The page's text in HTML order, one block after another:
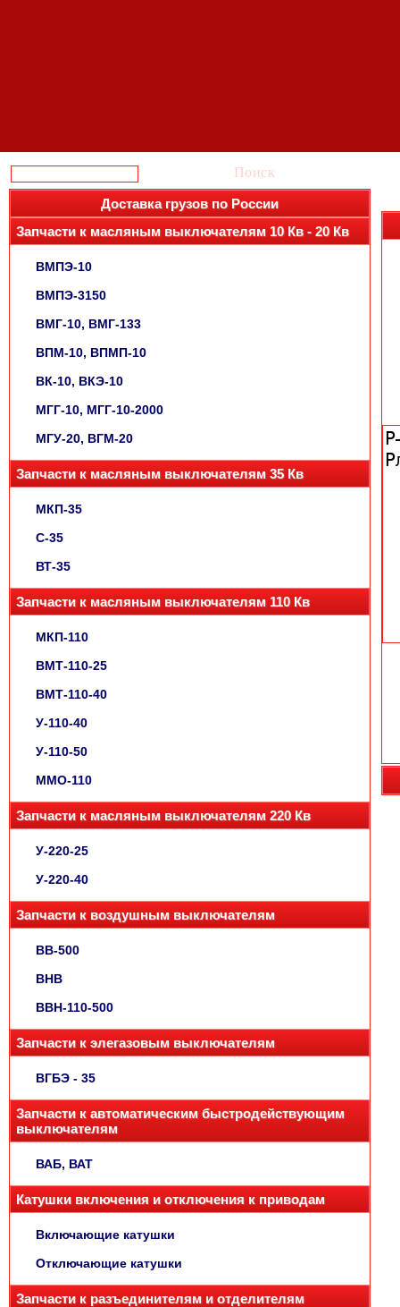
Поиск
Доставка грузов по России
Запчасти к масляным выключателям 10 Кв - 20 Кв
ВМПЭ-10
ВМПЭ-3150
ВМГ-10, ВМГ-133
ВПМ-10, ВПМП-10
ВК-10, ВКЭ-10
МГГ-10, МГГ-10-2000
МГУ-20, ВГМ-20
Запчасти к масляным выключателям 35 Кв
МКП-35
С-35
ВТ-35
Запчасти к масляным выключателям 110 Кв
МКП-110
ВМТ-110-25
ВМТ-110-40
У-110-40
У-110-50
ММО-110
Запчасти к масляным выключателям 220 Кв
У-220-25
У-220-40
Запчасти к воздушным выключателям
ВВ-500
ВНВ
ВВН-110-500
Запчасти к элегазовым выключателям
ВГБЭ - 35
Запчасти к автоматическим быстродействующим
выключателям
ВАБ, ВАТ
Катушки включения и отключения к приводам
Включающие катушки
Отключающие катушки
Запчасти к разъединителям и отделителям